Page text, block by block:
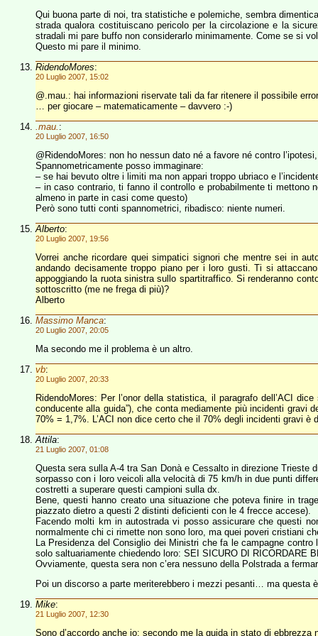
Qui buona parte di noi, tra statistiche e polemiche, sembra
strada qualora costituiscano pericolo per la circolazione e la
stradali mi pare buffo non considerarlo minimamente. Come se si
Questo mi pare il minimo.
RidendoMores:
20 Luglio 2007, 15:02
@.mau.: hai informazioni riservate tali da far ritenere il possibile
… per giocare – matematicamente – davvero :-)
.mau. :
20 Luglio 2007, 16:50
@RidendoMores: non ho nessun dato né a favore né contro
Spannometricamente posso immaginare:
– se hai bevuto oltre i limiti ma non appari troppo ubriaco e
– in caso contrario, ti fanno il controllo e probabilmente ti mettono
almeno in parte in casi come questo)
Però sono tutti conti spannometrici, ribadisco: niente numeri.
Alberto:
20 Luglio 2007, 19:56
Vorrei anche ricordare quei simpatici signori che mentre sei in
andando decisamente troppo piano per i loro gusti. Ti si
appoggiando la ruota sinistra sullo spartitraffico. Si renderanno
sottoscritto (me ne frega di più)?
Alberto
Massimo Manca:
20 Luglio 2007, 20:05
Ma secondo me il problema è un altro.
vb:
20 Luglio 2007, 20:33
RidendoMores: Per l’onor della statistica, il paragrafo dell’ACI
conducente alla guida”), che conta mediamente più incidenti gravi
70% = 1,7%. L’ACI non dice certo che il 70% degli incidenti gravi è
Attila:
21 Luglio 2007, 01:08
Questa sera sulla A-4 tra San Donà e Cessalto in direzione
sorpasso con i loro veicoli alla velocità di 75 km/h in due punti
costretti a superare questi campioni sulla dx.
Bene, questi hanno creato una situazione che poteva finire in
piazzato dietro a questi 2 distinti deficienti con le 4 frecce accese).
Facendo molti km in autostrada vi posso assicurare che questi
normalmente chi ci rimette non sono loro, ma quei poveri cristiani
La Presidenza del Consiglio dei Ministri che fa le campagne
solo saltuariamente chiedendo loro: SEI SICURO DI RICORDARE
Ovviamente, questa sera non c’era nessuno della Polstrada a
Poi un discorso a parte meriterebbero i mezzi pesanti… ma questa
Mike:
21 Luglio 2007, 12:30
Sono d’accordo anche io: secondo me la guida in stato di